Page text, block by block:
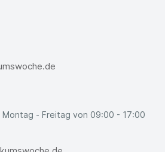
- Freitag von 09:00 - 17:00